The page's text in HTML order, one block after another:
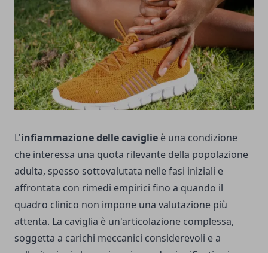
L'infiammazione delle caviglie è una condizione
che interessa una quota rilevante della popolazione
adulta, spesso sottovalutata nelle fasi iniziali e
affrontata con rimedi empirici fino a quando il
quadro clinico non impone una valutazione più
attenta. La caviglia è un'articolazione complessa,
soggetta a carichi meccanici considerevoli e a